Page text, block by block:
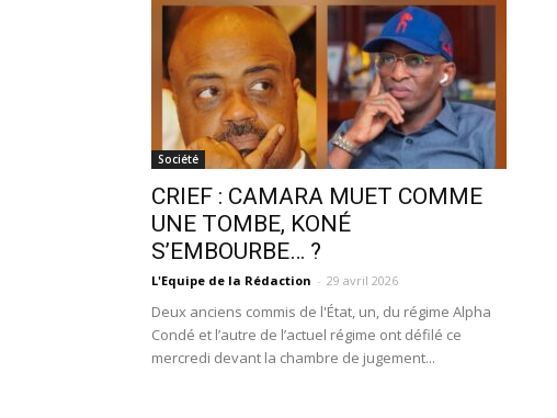
Société
CRIEF : CAMARA MUET COMME
UNE TOMBE, KONÉ
S’EMBOURBE… ?
L'Equipe de la Rédaction - 29 avril 2026
Deux anciens commis de l'État, un, du régime Alpha
Condé et l’autre de l’actuel régime ont défilé ce
mercredi devant la chambre de jugement...